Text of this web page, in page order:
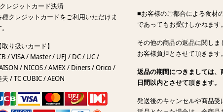
レジットカード決済
種クレジットカードをご利用いただけま
【取り扱いカード】
/ VISA / Master / UFJ / DC / UC /
/ NICOS / AMEX / Diners / Orico /
天 / TC CUBIC / AEON
■お客様のご都合による食材
であってもお受けしかねます。
その他の商品の返品に関しま
お客様負担とさせて頂きます。
返品の期間につきましては
日間以内とさせて頂きます。
発送後のキャンセルや商品受